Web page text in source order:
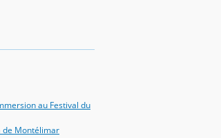
au Festival du
de Montélimar